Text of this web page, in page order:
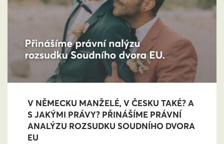
V NĚMECKU MANŽELÉ, V ČESKU TAKÉ? A
S JAKÝMI PRÁVY? PŘINÁŠÍME PRÁVNÍ
ANALÝZU ROZSUDKU SOUDNÍHO DVORA
EU